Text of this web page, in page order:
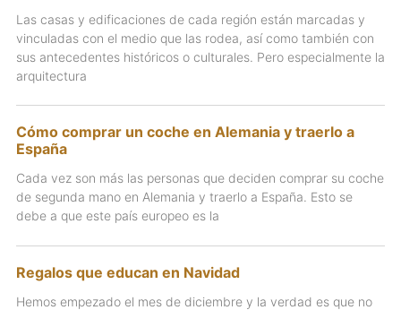
Las casas y edificaciones de cada región están marcadas y
vinculadas con el medio que las rodea, así como también con
sus antecedentes históricos o culturales. Pero especialmente la
arquitectura
Cómo comprar un coche en Alemania y traerlo a
España
Cada vez son más las personas que deciden comprar su coche
de segunda mano en Alemania y traerlo a España. Esto se
debe a que este país europeo es la
Regalos que educan en Navidad
Hemos empezado el mes de diciembre y la verdad es que no